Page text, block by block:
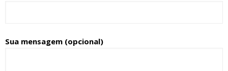
Sua mensagem (opcional)